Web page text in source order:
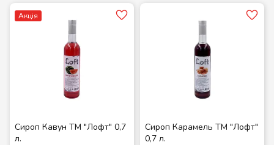
Акція
Сироп Кавун ТМ "Лофт" 0,7
л.
Сироп Карамель ТМ "Лофт"
0,7 л.